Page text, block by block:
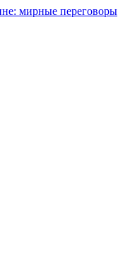
мирные переговоры